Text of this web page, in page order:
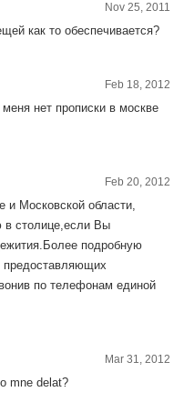
Nov 25, 2011
как то обеспечивается?
Feb 18, 2012
нeт прописки в москвe
Feb 20, 2012
Московской области,
в столице,если Вы
подробную
по телефонам единой
Mar 31, 2012
mne delat?